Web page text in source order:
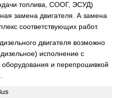
топлива, СООГ, ЭСУД)
замена двигателя. А замена
соответствующих работ.
двигателя возможно
исполнение с
оборудования и перепрошивкой